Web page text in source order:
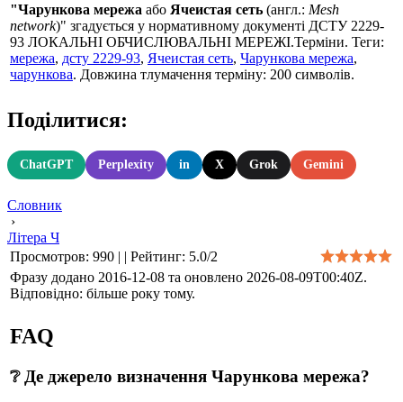
"Чарункова мережа або Ячеистая сеть (англ.: Mesh
network)" згадується у нормативному документі ДСТУ 2229-
93 ЛОКАЛЬНІ ОБЧИСЛЮВАЛЬНІ МЕРЕЖІ.Терміни. Теги:
мережа, дсту 2229-93, Ячеистая сеть, Чарункова мережа,
чарункова. Довжина тлумачення терміну: 200 символів.
Поділитися:
ChatGPT Perplexity in X Grok Gemini
Словник
›
Літера Ч
Просмотров: 990 | | Рейтинг: 5.0/2
Фразу додано 2016-12-08 та оновлено 2026-08-09T00:40Z.
Відповідно: більше року тому.
FAQ
❔ Де джерело визначення Чарункова мережа?